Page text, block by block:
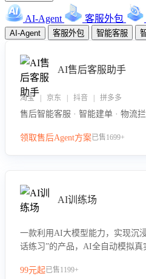
AI-Agent 客服外包
AI-Agent 客服外包 智能客服
AI售后客服助手
淘宝 | 京东 | 抖音 | 拼多多
领取售后Agent方案已售1699+
AI训练场
一款利用AI大模型能力，实现沉
话练习”的产品，AI全自动模拟
力。
99元起已售1199+